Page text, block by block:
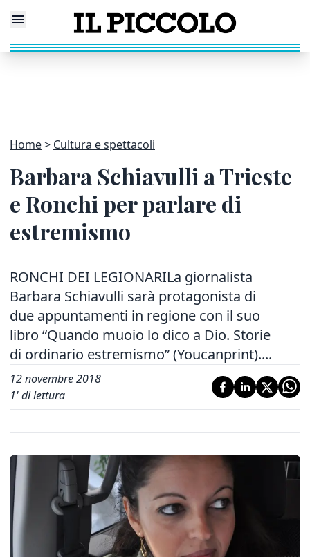
Home Cultura e spettacoli
Barbara Schiavulli a Trieste
e Ronchi per parlare di
estremismo
RONCHI DEI LEGIONARILa giornalista
Barbara Schiavulli sarà protagonista di
due appuntamenti in regione con il suo
libro “Quando muoio lo dico a Dio. Storie
di ordinario estremismo” (Youcanprint)....
12 novembre 2018
1' di lettura